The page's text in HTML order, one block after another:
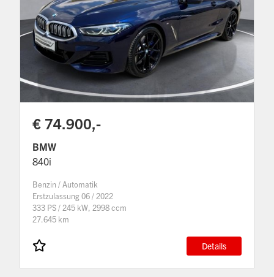
€ 74.900,-
BMW
840i
Benzin / Automatik
Erstzulassung 06 / 2022
333 PS / 245 kW, 2998 ccm
27.645 km
Details